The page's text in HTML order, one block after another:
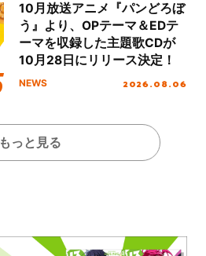
10月放送アニメ『パンどろぼ
う』より、OPテーマ＆EDテ
ーマを収録した主題歌CDが
10月28日にリリース決定！
NEWS 2026.08.06
もっと見る